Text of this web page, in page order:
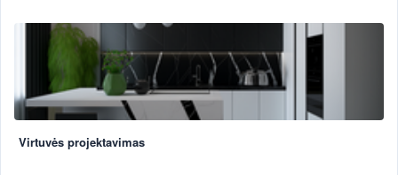
Virtuvės projektavimas